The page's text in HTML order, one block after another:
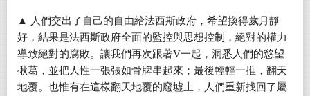
▲
人們交出了自己的自由給法西斯政府，希望換得歲月靜
好，結果是法西斯政府全面的監控與思想控制，絕對的權力
導致絕對的腐敗。讓我們再次跟著V一起，洞悉人們的慾望
揪葛，並把人性一張張如骨牌串起來；最後輕輕一推，翻天
地覆。也惟有在這樣翻天地覆的廢墟上，人們重新找回了屬